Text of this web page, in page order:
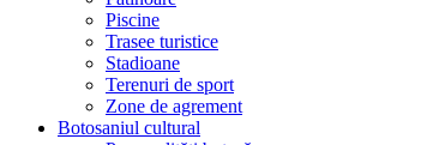
Piscine
Trasee turistice
Stadioane
Terenuri de sport
Zone de agrement
Botosaniul cultural